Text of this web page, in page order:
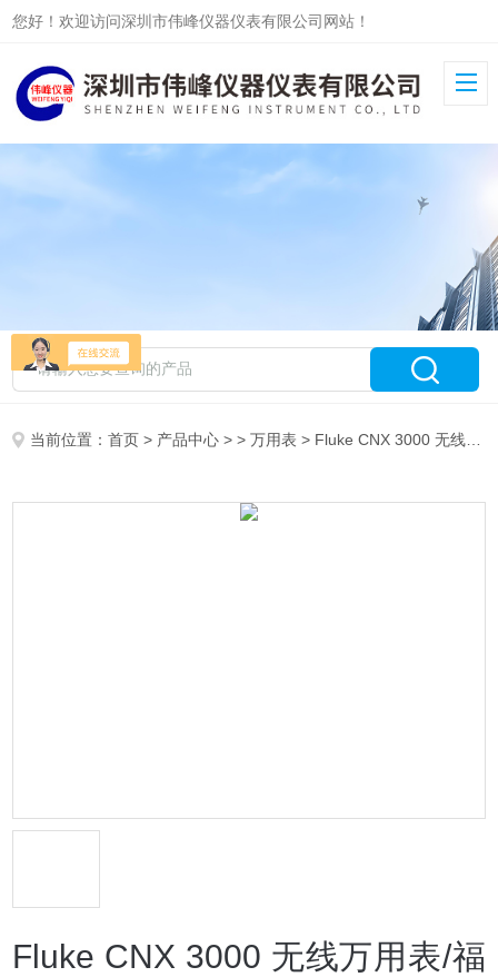
您好！欢迎访问深圳市伟峰仪器仪表有限公司网站！
当前位置：首页 > 产品中心 > >万用表 > Fluke CNX 3000 无线万用表/福禄克CNX 3000万用表
Fluke CNX 3000 无线万用表/福